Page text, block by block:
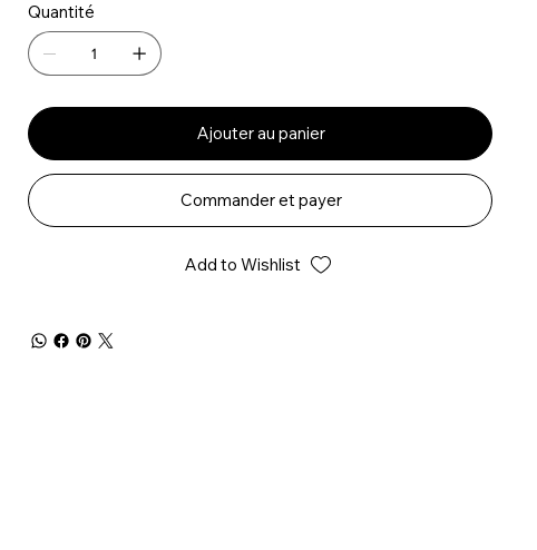
Quantité
Ajouter au panier
Commander et payer
Add to Wishlist